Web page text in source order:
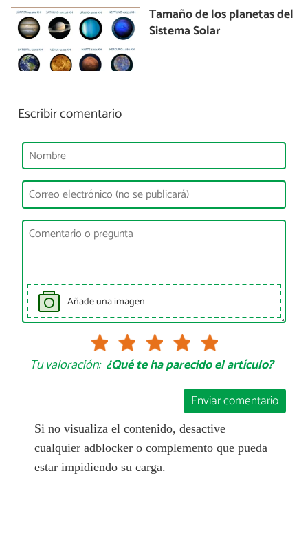
Tamaño de los planetas del
Sistema Solar
Escribir comentario
Añade una imagen
Tu valoración: ¿Qué te ha parecido el artículo?
Enviar comentario
Si no visualiza el contenido, desactive
cualquier adblocker o complemento que pueda
estar impidiendo su carga.